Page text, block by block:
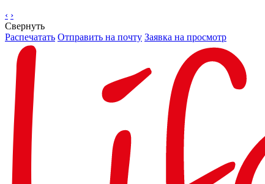
‹ ›
Свернуть
Распечатать Отправить на почту Заявка на просмотр